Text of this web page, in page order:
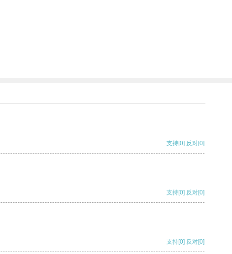
支持[0] 反对[0]
支持[0] 反对[0]
支持[0] 反对[0]